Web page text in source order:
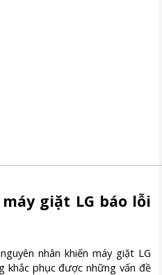
giặt LG báo lỗi
nhân khiến máy giặt LG
khắc phục được những vấn đề